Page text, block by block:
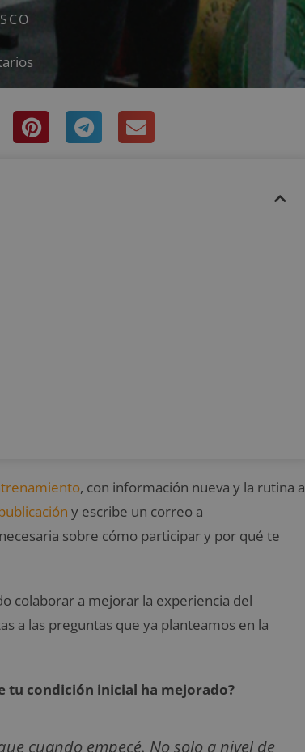
, con información nueva y la rutina a
y escribe un correo a
sobre cómo participar y por qué te
colaborar a mejorar la experiencia del
a las preguntas que ya planteamos en la
tu condición inicial ha mejorado?
cuando empecé. No solo a nivel de